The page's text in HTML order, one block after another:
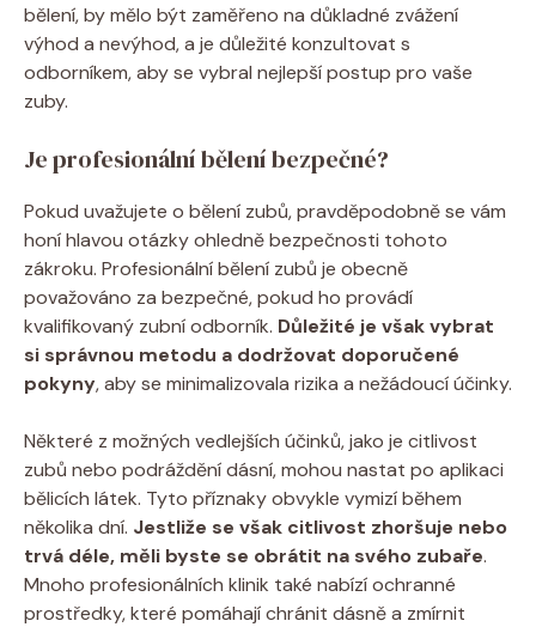
bělení, by mělo být zaměřeno na důkladné zvážení
výhod a nevýhod, a je důležité konzultovat s
odborníkem, aby se vybral nejlepší postup pro vaše
zuby.
Je profesionální bělení bezpečné?
Pokud uvažujete o bělení zubů, pravděpodobně se vám
honí hlavou otázky ohledně bezpečnosti tohoto
zákroku. Profesionální bělení zubů je obecně
považováno za bezpečné, pokud ho provádí
kvalifikovaný zubní odborník. Důležité je však vybrat
si správnou metodu a dodržovat doporučené
pokyny, aby se minimalizovala rizika a nežádoucí účinky.
Některé z možných vedlejších účinků, jako je citlivost
zubů nebo podráždění dásní, mohou nastat po aplikaci
bělicích látek. Tyto příznaky obvykle vymizí během
několika dní. Jestliže se však citlivost zhoršuje nebo
trvá déle, měli byste se obrátit na svého zubaře.
Mnoho profesionálních klinik také nabízí ochranné
prostředky, které pomáhají chránit dásně a zmírnit